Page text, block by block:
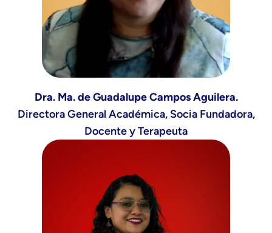
Dra. Ma. de Guadalupe Campos Aguilera.
Directora General Académica, Socia Fundadora,
Docente y Terapeuta